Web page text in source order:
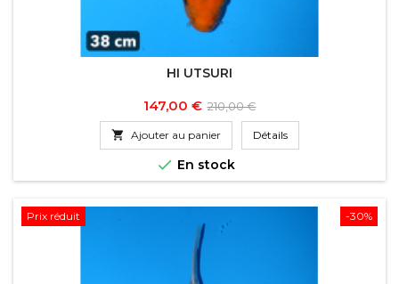
HI UTSURI
Prix
147,00 € Prix
de
base
210,00 €
 Ajouter au panier Détails
 En stock
-30%
Prix réduit